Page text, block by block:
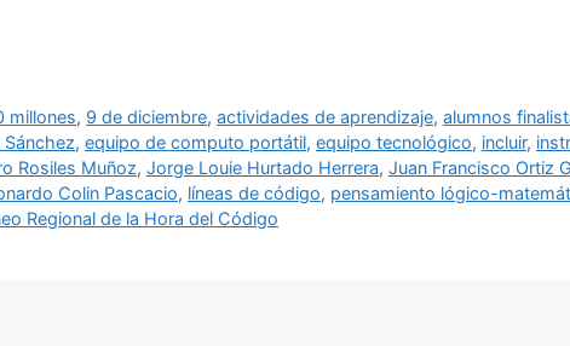
millones, 9 de diciembre,actividades de aprendizaje,alumnos
Sánchez, equipo de computo portátil, equipo tecnológico, incluir,
Rosiles Muñoz, Jorge Louie Hurtado Herrera, Juan Francisco Ortiz
Colin Pascacio, líneas de código, pensamiento lógico-
Regional de la Hora del Código